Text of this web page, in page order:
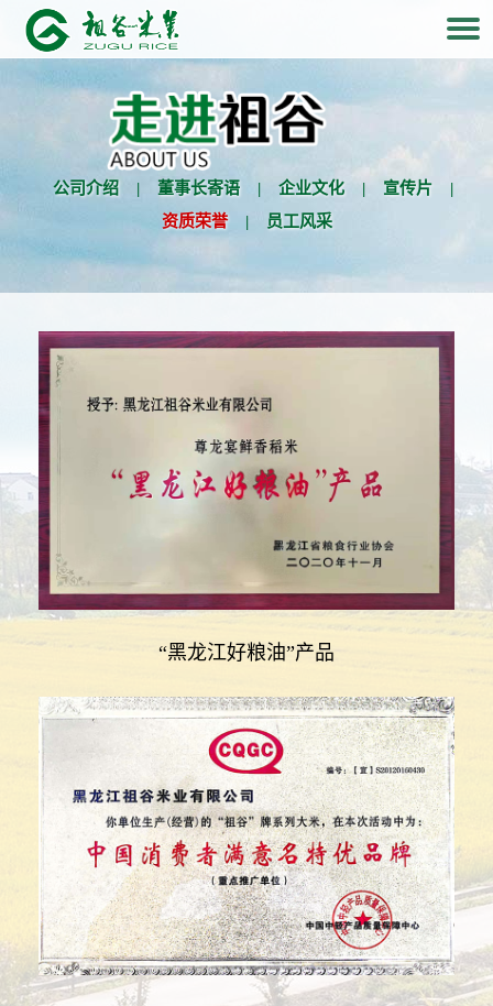
公司介绍 | 董事长寄语 | 企业文化 | 宣传片
|
资质荣誉
| 员工风采
“黑龙江好粮油”产品